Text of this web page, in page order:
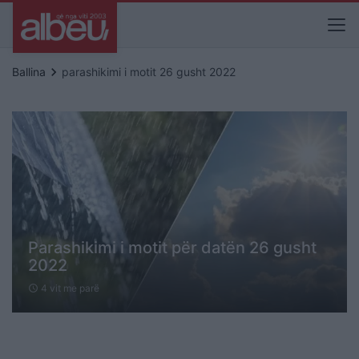
Ballina keyboard_arrow_right parashikimi i motit 26 gusht 2022
Parashikimi i motit për datën 26 gusht
2022
schedule 4 vit me parë